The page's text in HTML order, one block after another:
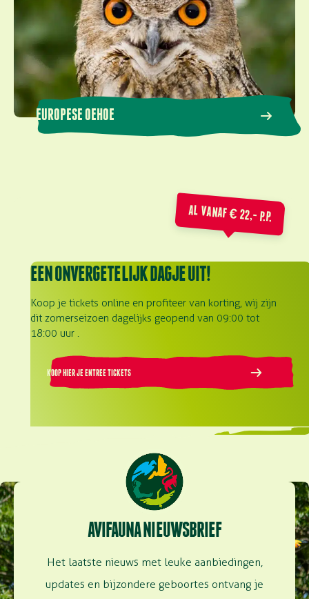
EUROPESE OEHOE
AL VANAF € 22,- P.P.
EEN ONVERGETELIJK DAGJE UIT!
Koop je tickets online en profiteer van korting, wij zijn
dit zomerseizoen dagelijks geopend van 09:00 tot
18:00 uur .
KOOP HIER JE ENTREE TICKETS
AVIFAUNA NIEUWSBRIEF
Het laatste nieuws met leuke aanbiedingen,
updates en bijzondere geboortes ontvang je